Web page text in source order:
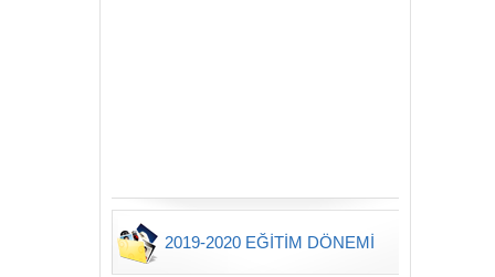
2019-2020 EĞİTİM DÖNEMİ